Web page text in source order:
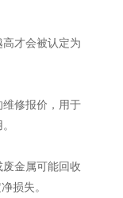
才会被认定为
修报价，用于
金属可能回收
损失。